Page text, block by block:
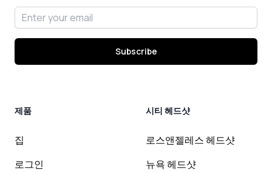
Email address
Subscribe
제품
집
로그인
시티 헤드샷
로스앤젤레스 헤드샷
뉴욕 헤드샷